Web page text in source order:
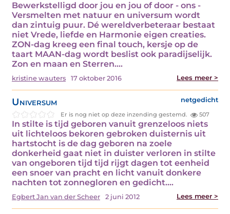
Bewerkstelligd door jou en jou of door - ons -
Versmelten met natuur en universum wordt
dan zintuig puur. Dé wereldverbeteraar bestaat
niet Vrede, liefde en Harmonie eigen creaties.
ZON-dag kreeg een final touch, kersje op de
taart MAAN-dag wordt beslist ook paradijselijk.
Zon en maan en Sterren.…
kristine wauters 17 oktober 2016 Lees meer >
Universum netgedicht
Er is nog niet op deze inzending gestemd. 507
In stilte is tijd geboren vanuit grenzeloos niets
uit lichteloos bekoren gebroken duisternis uit
hartstocht is de dag geboren na zoele
donkerheid gaat niet in duister verloren in stilte
van ongeboren tijd tijd rijgt dagen tot eenheid
een snoer van pracht en licht vanuit donkere
nachten tot zonnegloren en gedicht.…
Egbert Jan van der Scheer 2 juni 2012 Lees meer >